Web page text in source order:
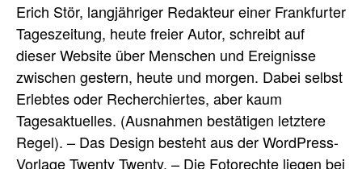
Erich Stör, langjähriger Redakteur einer Frankfurter
Tageszeitung, heute freier Autor, schreibt auf
dieser Website über Menschen und Ereignisse
zwischen gestern, heute und morgen. Dabei selbst
Erlebtes oder Recherchiertes, aber kaum
Tagesaktuelles. (Ausnahmen bestätigen letztere
Regel). – Das Design besteht aus der WordPress-
Vorlage Twenty Twenty. – Die Fotorechte liegen bei